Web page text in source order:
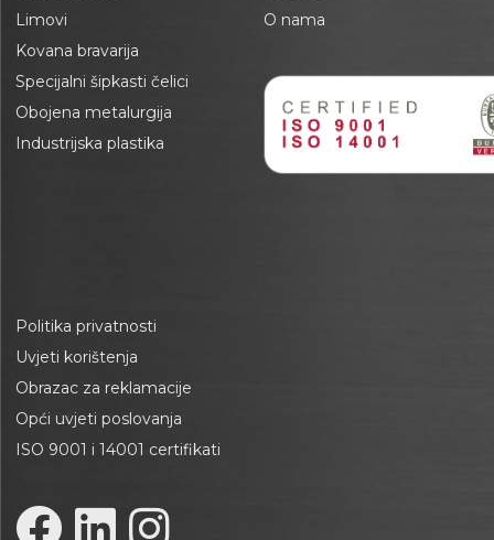
Limovi
Kovana bravarija
Specijalni šipkasti čelici
Obojena metalurgija
Industrijska plastika
O nama
Politika privatnosti
Uvjeti korištenja
Obrazac za reklamacije
Opći uvjeti poslovanja
ISO 9001 i 14001 certifikati